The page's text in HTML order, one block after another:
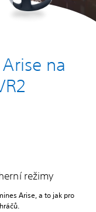
na
režimy
Arise, a to jak pro